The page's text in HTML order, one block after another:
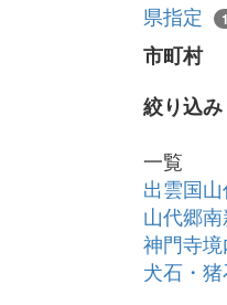
県指定
1
市町村
絞り込み
一覧
出雲国
山代郷
神門寺
犬石・